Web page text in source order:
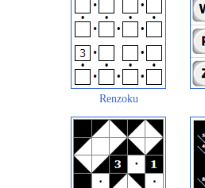
Renzoku